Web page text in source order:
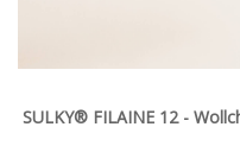
SULKY® FILAINE 12 -